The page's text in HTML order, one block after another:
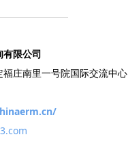
有限公司
庄南里一号院国际交流中心